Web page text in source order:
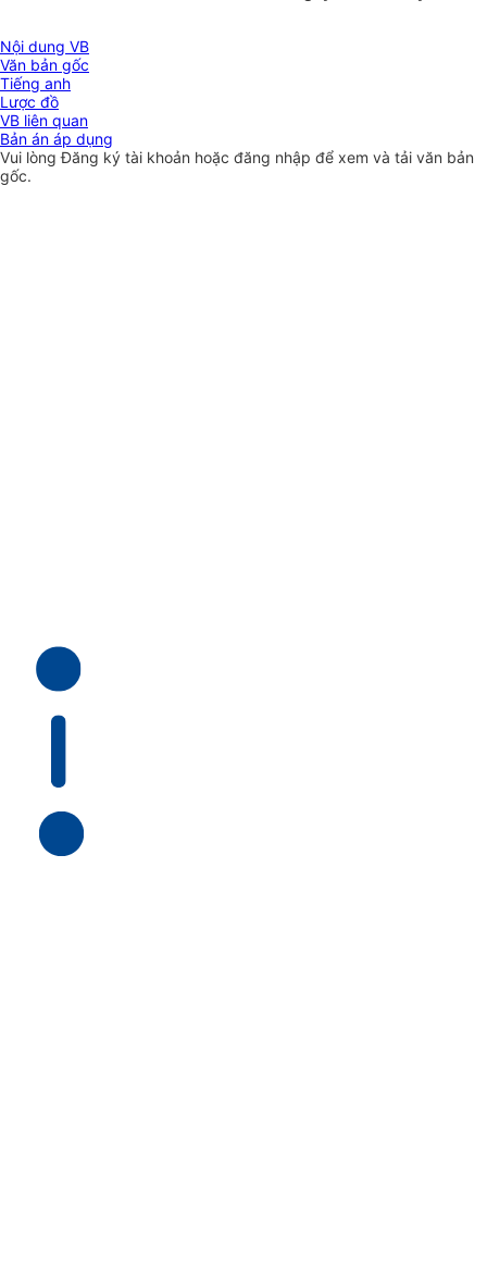
Nội dung VB
Văn bản gốc
Tiếng anh
Lược đồ
VB liên quan
Bản án áp dụng
Vui lòngĐăng ký tài khoản hoặc đăng nhập để xem và tải văn bản
gốc.